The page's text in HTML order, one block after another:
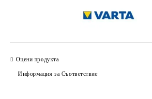
Оцени продукта
Информация за Съответствие